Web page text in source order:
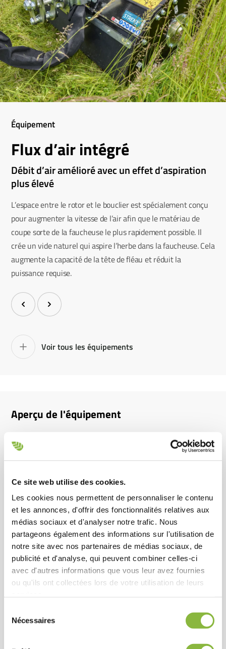
Ce site web utilise des cookies.
Les cookies nous permettent de personnaliser le contenu
et les annonces, d'offrir des fonctionnalités relatives aux
médias sociaux et d'analyser notre trafic. Nous
partageons également des informations sur l'utilisation de
notre site avec nos partenaires de médias sociaux, de
publicité et d'analyse, qui peuvent combiner celles-ci
avec d'autres informations que vous leur avez fournies
ou qu'ils ont collectées lors de votre utilisation de leurs
Nécessaires
Équipement
Flux d’air intégré
Débit d’air amélioré avec un effet d’aspiration
plus élevé
L’espace entre le rotor et le bouclier est spécialement conçu
pour augmenter la vitesse de l’air afin que le matériau de
coupe sorte de la faucheuse le plus rapidement possible. Il
crée un vide naturel qui aspire l’herbe dans la faucheuse. Cela
augmente la capacité de la tête de fléau et réduit la
puissance requise.
Voir tous les équipements
Aperçu de l'équipement
Flux d’air intégré
Standard
Réduction de la largeur totale
Standard
Entraînement par courroie